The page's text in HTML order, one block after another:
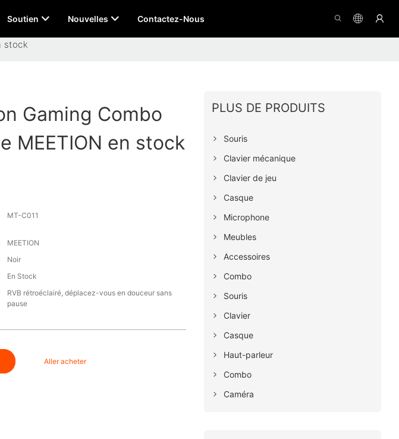
Soutien Nouvelles Contactez-Nous
stock
Gaming Combo
MEETION en stock
MT-C011
MEETION
Noir
En Stock
RVB rétroéclairé, déplacez-vous en douceur sans
pause
Aller acheter
PLUS DE PRODUITS
Souris
Clavier mécanique
Clavier de jeu
Casque
Microphone
Meubles
Accessoires
Combo
Souris
Clavier
Casque
Haut-parleur
Combo
Caméra